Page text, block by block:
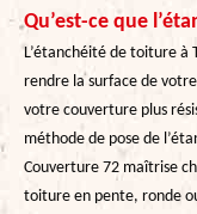
Qu’est-ce que
L’étanchéité de toiture à
rendre la surface de
votre couverture plus
méthode de pose de
Couverture 72 maîtrise
toiture en pente, ronde